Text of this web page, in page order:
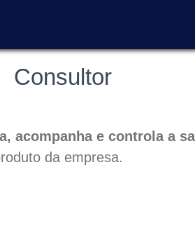
Consultor
acompanha e controla a
da empresa.